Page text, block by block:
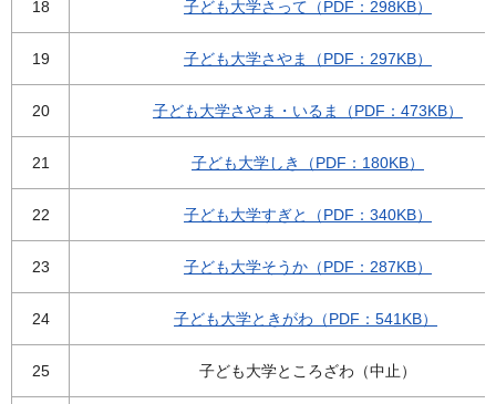
18 子ども大学さって（PDF：298KB）
19 子ども大学さやま（PDF：297KB）
20 子ども大学さやま・いるま（PDF：473KB）
21 子ども大学しき（PDF：180KB）
22 子ども大学すぎと（PDF：340KB）
23 子ども大学そうか（PDF：287KB）
24 子ども大学ときがわ（PDF：541KB）
25 子ども大学ところざわ（中止）